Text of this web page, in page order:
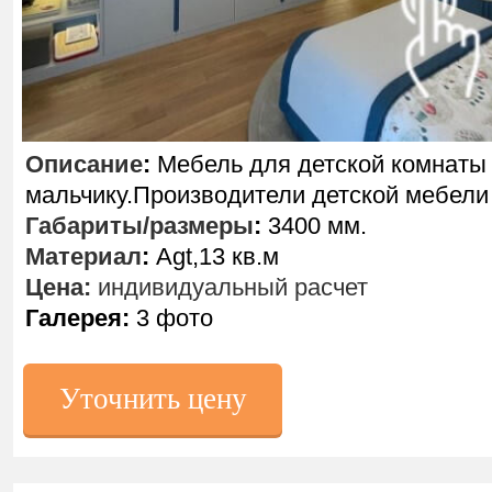
Описание: Мебель для детской комнаты
мальчику.Производители детской мебели
Габариты/размеры: 3400 мм.
Материал: Agt,13 кв.м
Цена: индивидуальный расчет
Галерея: 3 фото
Уточнить цену